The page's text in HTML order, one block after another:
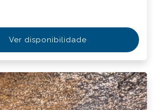
Ver disponibilidade